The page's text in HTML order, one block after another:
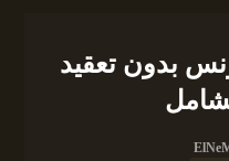
بدون تعقيد